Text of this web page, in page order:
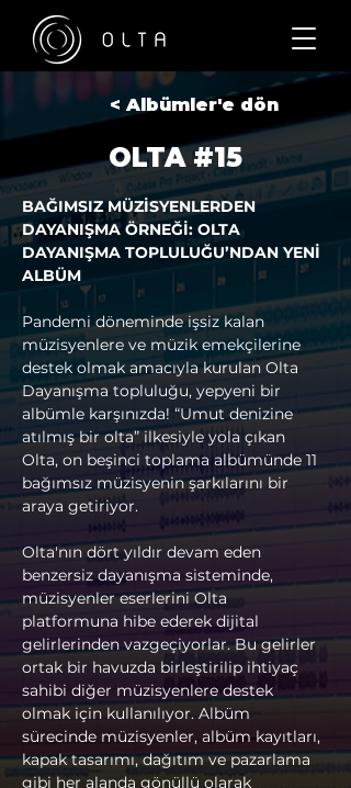
< Albümler'e dön
OLTA #15
BAĞIMSIZ MÜZİSYENLERDEN
DAYANIŞMA ÖRNEĞİ: OLTA
DAYANIŞMA TOPLULUĞU’NDAN YENİ
ALBÜM
Pandemi döneminde işsiz kalan
müzisyenlere ve müzik emekçilerine
destek olmak amacıyla kurulan Olta
Dayanışma topluluğu, yepyeni bir
albümle karşınızda! “Umut denizine
atılmış bir olta” ilkesiyle yola çıkan
Olta, on beşinci toplama albümünde 11
bağımsız müzisyenin şarkılarını bir
araya getiriyor.
Olta'nın dört yıldır devam eden
benzersiz dayanışma sisteminde,
müzisyenler eserlerini Olta
platformuna hibe ederek dijital
gelirlerinden vazgeçiyorlar. Bu gelirler
ortak bir havuzda birleştirilip ihtiyaç
sahibi diğer müzisyenlere destek
olmak için kullanılıyor. Albüm
sürecinde müzisyenler, albüm kayıtları,
kapak tasarımı, dağıtım ve pazarlama
gibi her alanda gönüllü olarak